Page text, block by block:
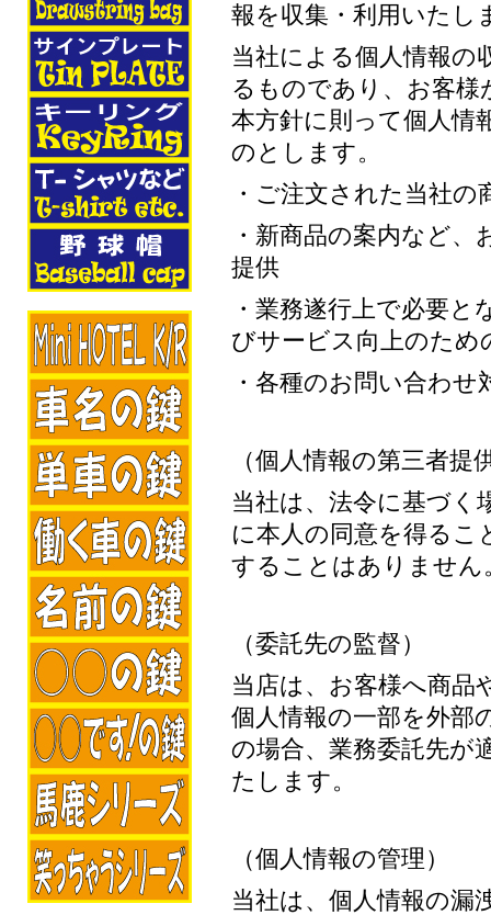
報を収集・利用いたし
当社による個人情報の
るものであり、お客様
本方針に則って個人情
のとします。
・ご注文された当社
・新商品の案内など
提供
・業務遂行上で必要
びサービス向上のため
・各種のお問い合わせ
（個人情報の第三者提
当社は、法令に基づく
に本人の同意を得るこ
することはありません
（委託先の監督）
当店は、お客様へ商品
個人情報の一部を外部
の場合、業務委託先が
たします。
（個人情報の管理）
当社は、個人情報の漏